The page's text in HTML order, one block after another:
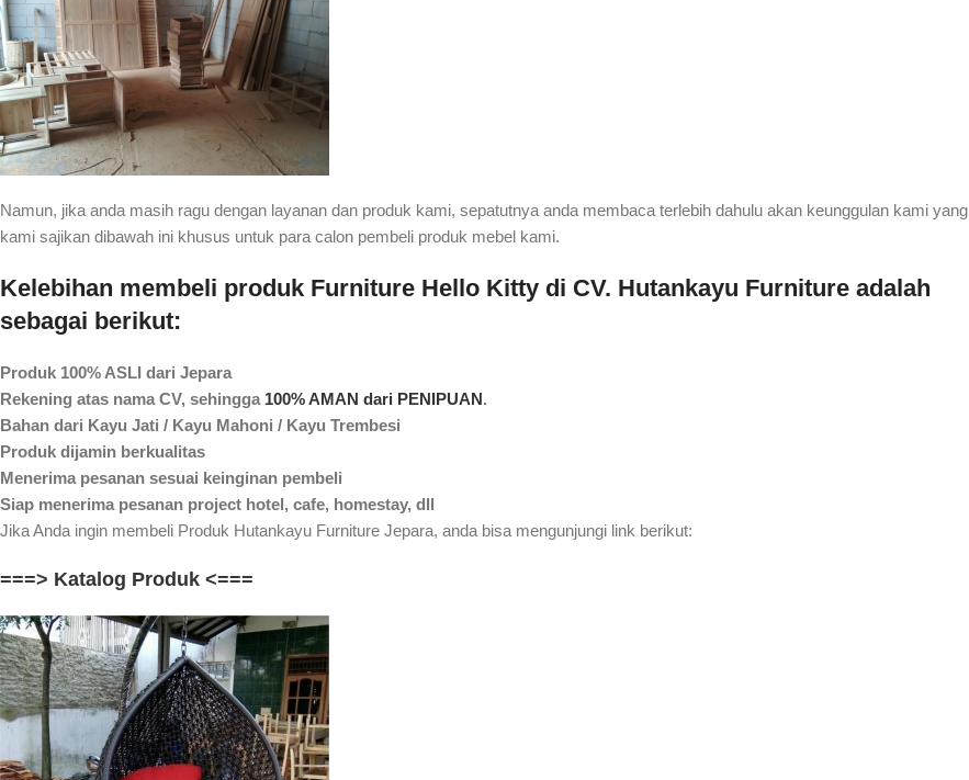
Namun, jika anda masih ragu dengan layanan dan produk kami, sepatutnya anda membaca terlebih dahulu akan keunggulan kami yang
kami sajikan dibawah ini khusus untuk para calon pembeli produk mebel kami.
Kelebihan membeli produk Furniture Hello Kitty di CV. Hutankayu Furniture adalah
sebagai berikut:
Produk 100% ASLI dari Jepara
Rekening atas nama CV, sehingga 100% AMAN dari PENIPUAN.
Bahan dari Kayu Jati / Kayu Mahoni / Kayu Trembesi
Produk dijamin berkualitas
Menerima pesanan sesuai keinginan pembeli
Siap menerima pesanan project hotel, cafe, homestay, dll
Jika Anda ingin membeli Produk Hutankayu Furniture Jepara, anda bisa mengunjungi link berikut:
===> Katalog Produk <===